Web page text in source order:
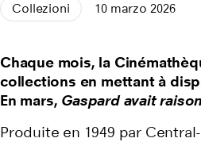
Collezioni 10 marzo 2026
Chaque mois, la
collections en mettant à
En mars, Gaspard avait
Produite en 1949 par